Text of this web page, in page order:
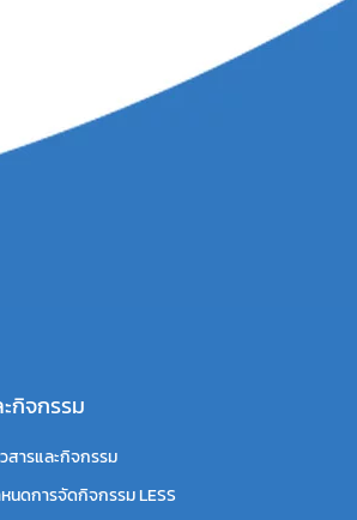
กิจกรรม
สารและกิจกรรม
นดการจัดกิจกรรม LESS